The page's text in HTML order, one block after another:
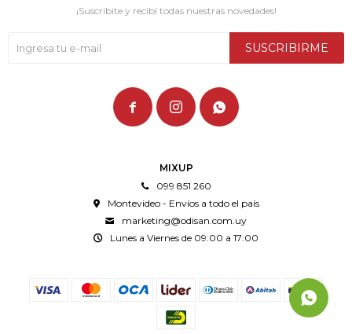
MIXUP
099 851 260
Montevideo - Envíos a todo el país
marketing@odisan.com.uy
Lunes a Viernes de 09:00 a 17:00
¡Suscribite y recibí todas nuestras novedades!
SUSCRIBIRME
  